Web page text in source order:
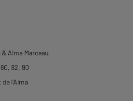
Alma Marceau
82, 90
l'Alma